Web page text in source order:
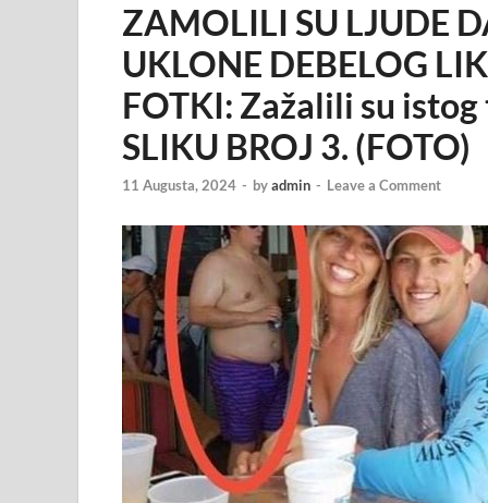
ZAMOLILI SU LJUDE
UKLONE DEBELOG
FOTKI: Zažalili su
SLIKU BROJ 3. (FOTO)
11 Augusta, 2024 - byadmin - Leave a Comment